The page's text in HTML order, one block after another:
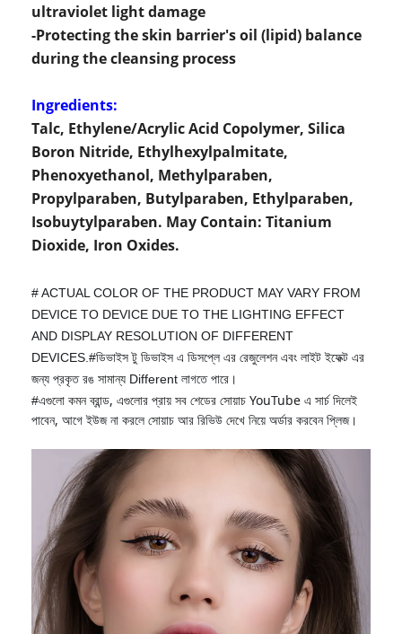
ultraviolet light damage
-Protecting the skin barrier's oil (lipid) balance
during the cleansing process
Ingredients:
Talc, Ethylene/Acrylic Acid Copolymer, Silica
Boron Nitride, Ethylhexylpalmitate,
Phenoxyethanol, Methylparaben,
Propylparaben, Butylparaben, Ethylparaben,
Isobuytylparaben. May Contain: Titanium
Dioxide, Iron Oxides.
# ACTUAL COLOR OF THE PRODUCT MAY VARY FROM
DEVICE TO DEVICE DUE TO THE LIGHTING EFFECT
AND DISPLAY RESOLUTION OF DIFFERENT
DEVICES.#ডিভাইস টু ডিভাইস এ ডিসপ্লে এর রেজুলেশন এবং লাইট ইফেক্ট এর
জন্য প্রকৃত রঙ সামান্য Different লাগতে পারে।
#এগুলো কমন ব্রান্ড, এগুলোর প্রায় সব শেডের সোয়াচ YouTube এ সার্চ দিলেই
পাবেন, আগে ইউজ না করলে সোয়াচ আর রিভিউ দেখে নিয়ে অর্ডার করবেন প্লিজ।